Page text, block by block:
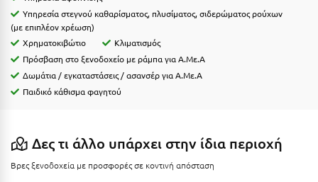
Ζάκυνθος
Η
Ηλεία
Θ
Θάσος
Υπηρεσία στεγνού καθαρίσματος, πλυσίματος, σιδερώματος ρούχων
(με επιπλέον χρέωση)
Χρηματοκιβώτιο
Κλιματισμός
Πρόσβαση στο ξενοδοχείο με ράμπα για Α.Με.Α
Δωμάτια / εγκαταστάσεις / ασανσέρ για Α.Με.Α
Παιδικό κάθισμα φαγητού
Δες τι άλλο υπάρχει στην ίδια περιοχή
Βρες ξενοδοχεία με προσφορές σε κοντινή απόσταση